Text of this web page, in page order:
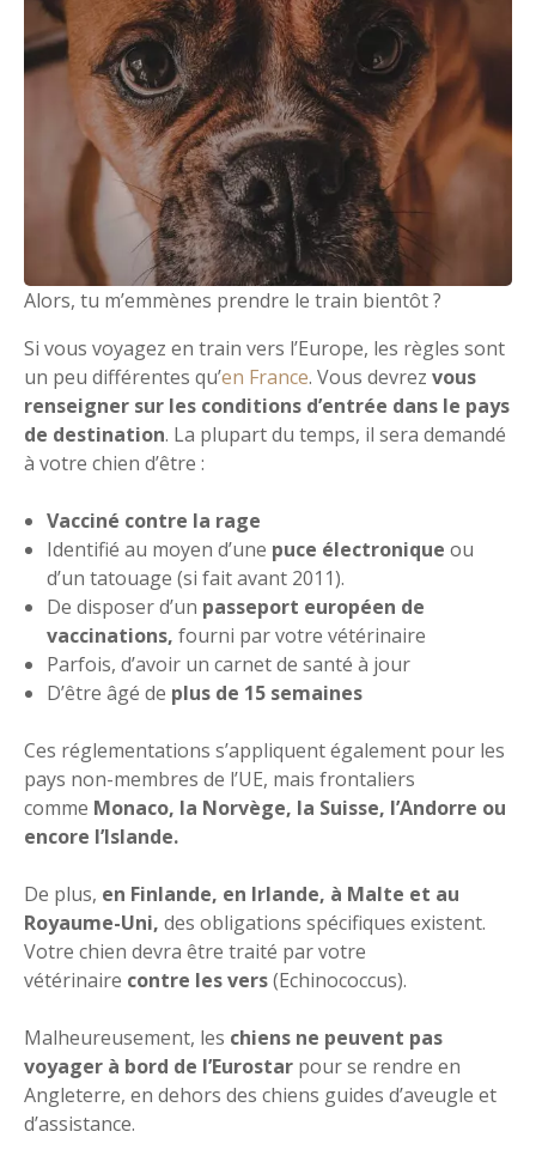
Alors, tu m’emmènes prendre le train bientôt ?
Si vous voyagez en train vers l’Europe, les règles sont
un peu différentes qu’en France. Vous devrez vous
renseigner sur les conditions d’entrée dans le pays
de destination. La plupart du temps, il sera demandé
à votre chien d’être :
Vacciné contre la rage
Identifié au moyen d’une puce électronique ou
d’un tatouage (si fait avant 2011).
De disposer d’un passeport européen de
vaccinations, fourni par votre vétérinaire
Parfois, d’avoir un carnet de santé à jour
D’être âgé de plus de 15 semaines
Ces réglementations s’appliquent également pour les
pays non-membres de l’UE, mais frontaliers
comme Monaco, la Norvège, la Suisse, l’Andorre ou
encore l’Islande.
De plus, en Finlande, en Irlande, à Malte et au
Royaume-Uni, des obligations spécifiques existent.
Votre chien devra être traité par votre
vétérinaire contre les vers(Echinococcus).
Malheureusement, les chiens ne peuvent pas
voyager à bord de l’Eurostar pour se rendre en
Angleterre, en dehors des chiens guides d’aveugle et
d’assistance.